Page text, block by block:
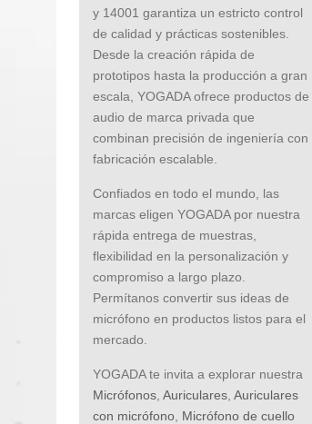
y 14001 garantiza un estricto control
de calidad y prácticas sostenibles.
Desde la creación rápida de
prototipos hasta la producción a gran
escala, YOGADA ofrece productos de
audio de marca privada que
combinan precisión de ingeniería con
fabricación escalable.
Confiados en todo el mundo, las
marcas eligen YOGADA por nuestra
rápida entrega de muestras,
flexibilidad en la personalización y
compromiso a largo plazo.
Permítanos convertir sus ideas de
micrófono en productos listos para el
mercado.
YOGADA te invita a explorar nuestra
Micrófonos, Auriculares, Auriculares
con micrófono, Micrófono de cuello